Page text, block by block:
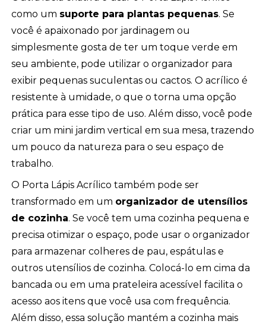
como um suporte para plantas pequenas. Se
você é apaixonado por jardinagem ou
simplesmente gosta de ter um toque verde em
seu ambiente, pode utilizar o organizador para
exibir pequenas suculentas ou cactos. O acrílico é
resistente à umidade, o que o torna uma opção
prática para esse tipo de uso. Além disso, você pode
criar um mini jardim vertical em sua mesa, trazendo
um pouco da natureza para o seu espaço de
trabalho.
O Porta Lápis Acrílico também pode ser
transformado em um organizador de utensílios
de cozinha. Se você tem uma cozinha pequena e
precisa otimizar o espaço, pode usar o organizador
para armazenar colheres de pau, espátulas e
outros utensílios de cozinha. Colocá-lo em cima da
bancada ou em uma prateleira acessível facilita o
acesso aos itens que você usa com frequência.
Além disso, essa solução mantém a cozinha mais